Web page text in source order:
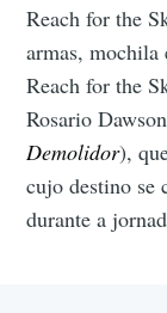
Reach for the
armas, mochila
Reach for the
Rosario
Demolidor),
cujo destino se
durante a